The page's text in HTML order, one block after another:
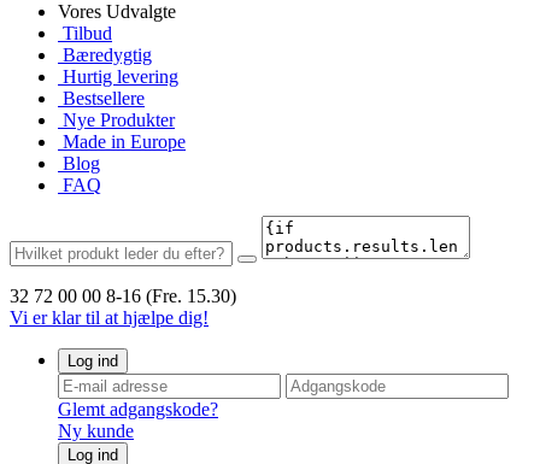
Vores Udvalgte
Tilbud
Bæredygtig
Hurtig levering
Bestsellere
Nye Produkter
Made in Europe
Blog
FAQ
32 72 00 00 8-16 (Fre. 15.30)
Vi er klar til at hjælpe dig!
Log ind
Glemt adgangskode?
Ny kunde
Log ind